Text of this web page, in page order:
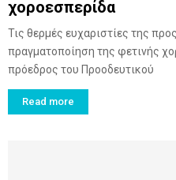
χοροεσπερίδα
Τις θερμές ευχαριστίες της
πραγματοποίηση της φετινής
πρόεδρος του Προοδευτικού
Read more